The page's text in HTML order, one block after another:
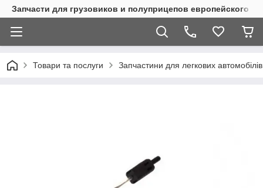
Запчасти для грузовиков и полуприцепов европейского
Товари та послуги Запчастини для легкових автомобілів